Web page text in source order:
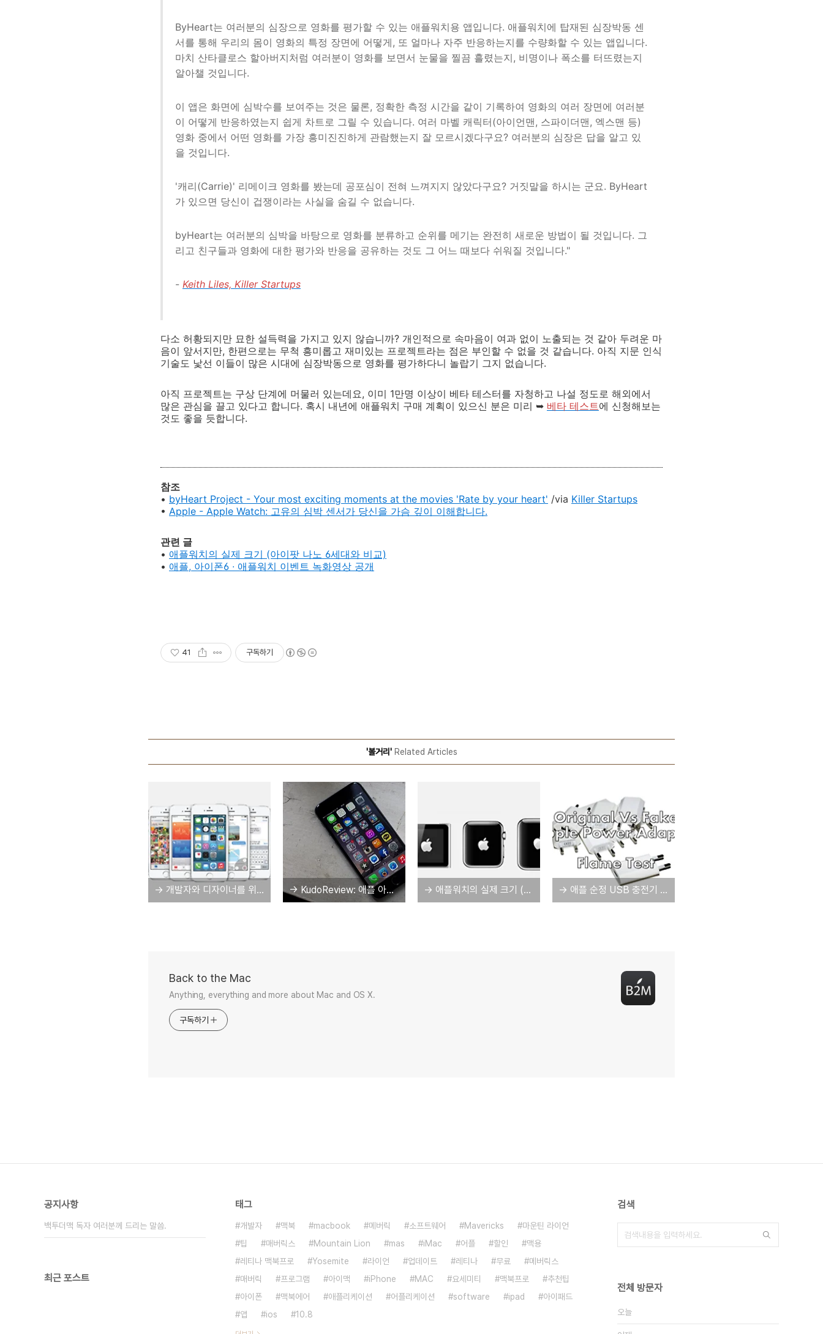
ByHeart는 여러분의 심장으로 영화를 평가할 수 있는 애플워치용 앱입니다. 애플워치에 탑재된 심장박동 센
서를 통해 우리의 몸이 영화의 특정 장면에 어떻게, 또 얼마나 자주 반응하는지를 수량화할 수 있는 앱입니다.
마치 산타클로스 할아버지처럼 여러분이 영화를 보면서 눈물을 찔끔 흘렸는지, 비명이나 폭소를 터뜨렸는지
알아챌 것입니다.
이 앱은 화면에 심박수를 보여주는 것은 물론, 정확한 측정 시간을 같이 기록하여 영화의 여러 장면에 여러분
이 어떻게 반응하였는지 쉽게 차트로 그릴 수 있습니다. 여러 마벨 캐릭터(아이언맨, 스파이더맨, 엑스맨 등)
영화 중에서 어떤 영화를 가장 흥미진진하게 관람했는지 잘 모르시겠다구요? 여러분의 심장은 답을 알고 있
을 것입니다.
'캐리(Carrie)' 리메이크 영화를 봤는데 공포심이 전혀 느껴지지 않았다구요? 거짓말을 하시는 군요. ByHeart
가 있으면 당신이 겁쟁이라는 사실을 숨길 수 없습니다.
byHeart는 여러분의 심박을 바탕으로 영화를 분류하고 순위를 메기는 완전히 새로운 방법이 될 것입니다. 그
리고 친구들과 영화에 대한 평가와 반응을 공유하는 것도 그 어느 때보다 쉬워질 것입니다."
- Keith Liles, Killer Startups
다소 허황되지만 묘한 설득력을 가지고 있지 않습니까? 개인적으로 속마음이 여과 없이 노출되는 것 같아 두려운 마
음이 앞서지만, 한편으로는 무척 흥미롭고 재미있는 프로젝트라는 점은 부인할 수 없을 것 같습니다. 아직 지문 인식
기술도 낯선 이들이 많은 시대에 심장박동으로 영화를 평가하다니 놀랍기 그지 없습니다.
아직 프로젝트는 구상 단계에 머물러 있는데요, 이미 1만명 이상이 베타 테스터를 자청하고 나설 정도로 해외에서
많은 관심을 끌고 있다고 합니다. 혹시 내년에 애플워치 구매 계획이 있으신 분은 미리 ➥ 베타 테스트에 신청해보는
것도 좋을 듯합니다.
참조
• byHeart Project - Your most exciting moments at the movies 'Rate by your heart' /via Killer Startups
• Apple - Apple Watch: 고유의 심박 센서가 당신을 가슴 깊이 이해합니다.
관련 글
• 애플워치의 실제 크기 (아이팟 나노 6세대와 비교)
• 애플, 아이폰6 ∙ 애플워치 이벤트 녹화영상 공개
41 구독하기
'볼거리'Related Articles
→ 개발자와 디자이너를 위한 iOS 8 GUI 키트 다운로드 → KudoReview: 애플 아이폰 6 상세 리뷰 → 애플워치의 실제 크기 (아이팟 나노 6세대와 비교) → 애플 순정 USB 충전기 vs. 짝퉁 충전기 점화 테스트
Back to the Mac
Anything, everything and more about Mac and OS X.
구독하기
공지사항
백투더맥 독자 여러분께 드리는 말씀.
최근 포스트
태그
개발자 맥북 macbook 메버릭 소프트웨어 Mavericks
마운틴 라이언
팁
매버릭스 Mountain Lion mas iMac 어플 할인
맥용
레티나 맥북프로
Yosemite 라이언 업데이트 레티나 무료
메버릭스
매버릭
프로그램 아이맥 iPhone MAC 요세미티 맥북프로
추천팁
아이폰
맥북에어 애플리케이션 어플리케이션 software ipad
아이패드
앱
ios 10.8
검색
전체 방문자
오늘